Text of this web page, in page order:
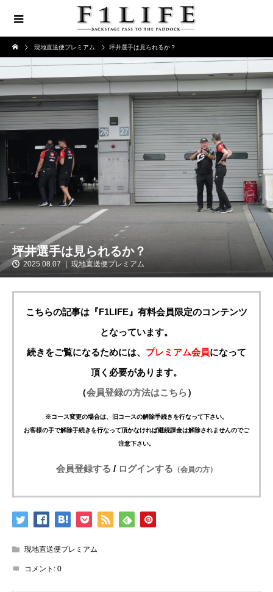
現地直送便プレミアム 坪井選手は見られるか？
坪井選手は見られるか？
2025.08.07 現地直送便プレミアム
こちらの記事は『F1LIFE』有料会員限定のコンテンツ
となっています。
続きをご覧になるためには、 プレミアム会員になって
頂く必要があります。
（会員登録の方法はこちら）
※コース変更の場合は、旧コースの解除手続きを行なって下さい。
お客様の手で解除手続きを行なって頂かなければ継続課金は解除されませんのでご
注意下さい。
会員登録する / ログインする （会員の方）
現地直送便プレミアム
コメント: 0